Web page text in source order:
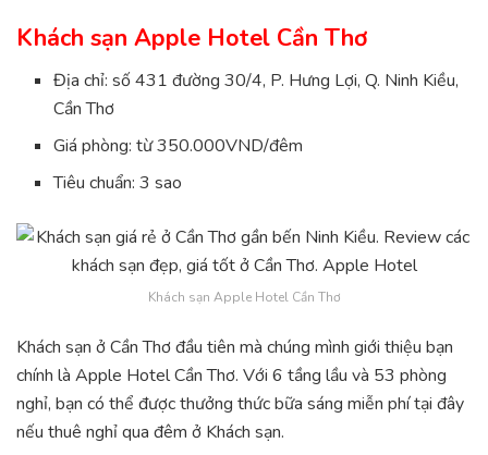
Khách sạn Apple Hotel Cần Thơ
Địa chỉ: số 431 đường 30/4, P. Hưng Lợi, Q. Ninh Kiều,
Cần Thơ
Giá phòng: từ 350.000VND/đêm
Tiêu chuẩn: 3 sao
Khách sạn Apple Hotel Cần Thơ
Khách sạn ở Cần Thơ đầu tiên mà chúng mình giới thiệu bạn
chính là Apple Hotel Cần Thơ. Với 6 tầng lầu và 53 phòng
nghỉ, bạn có thể được thưởng thức bữa sáng miễn phí tại đây
nếu thuê nghỉ qua đêm ở Khách sạn.